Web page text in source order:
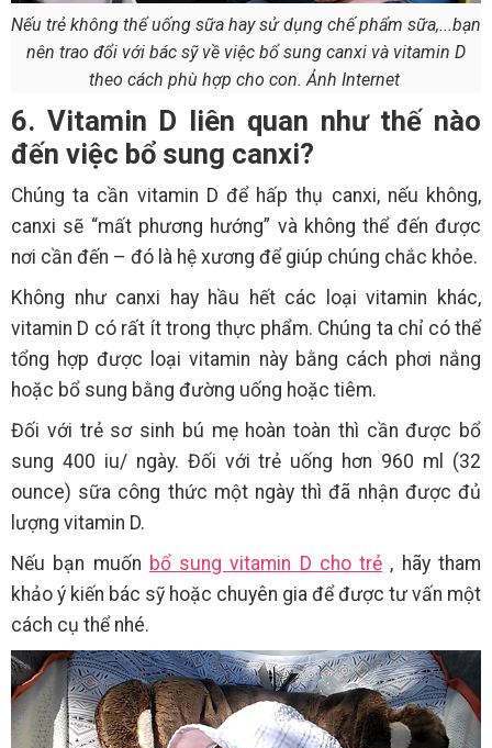
Nếu trẻ không thể uống sữa hay sử dụng chế phẩm sữa,...bạn
nên trao đổi với bác sỹ về việc bổ sung canxi và vitamin D
theo cách phù hợp cho con. Ảnh Internet
6. Vitamin D liên quan như thế nào
đến việc bổ sung canxi?
Chúng ta cần vitamin D để hấp thụ canxi, nếu không,
canxi sẽ “mất phương hướng” và không thể đến được
nơi cần đến – đó là hệ xương để giúp chúng chắc khỏe.
Không như canxi hay hầu hết các loại vitamin khác,
vitamin D có rất ít trong thực phẩm. Chúng ta chỉ có thể
tổng hợp được loại vitamin này bằng cách phơi nắng
hoặc bổ sung bằng đường uống hoặc tiêm.
Đối với trẻ sơ sinh bú mẹ hoàn toàn thì cần được bổ
sung 400 iu/ ngày. Đối với trẻ uống hơn 960 ml (32
ounce) sữa công thức một ngày thì đã nhận được đủ
lượng vitamin D.
Nếu bạn muốn bổ sung vitamin D cho trẻ , hãy tham
khảo ý kiến bác sỹ hoặc chuyên gia để được tư vấn một
cách cụ thể nhé.